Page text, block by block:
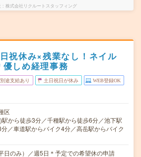
株式会社リクルートスタッフィング
祝休み×残業なし！ネイル
しめ経理事務
途支給あり 土日祝日が休み WEB登録OK
区
から徒歩3分／千種駅から徒歩6分／池下駅
／車道駅からバイク4分／高岳駅からバイク
のみ）／週5日＊予定での希望休の申請